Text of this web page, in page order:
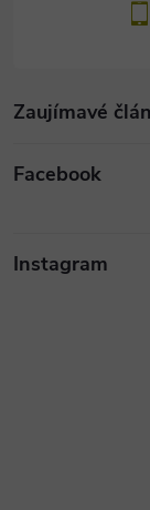
Zaujímavé
Facebook
Instagram